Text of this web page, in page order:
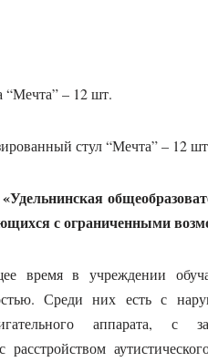
“Мечта” – 12 шт.
стул “Мечта” – 12
с ограниченными
время в учреждении
Среди них есть с
аппарата, с
расстройством